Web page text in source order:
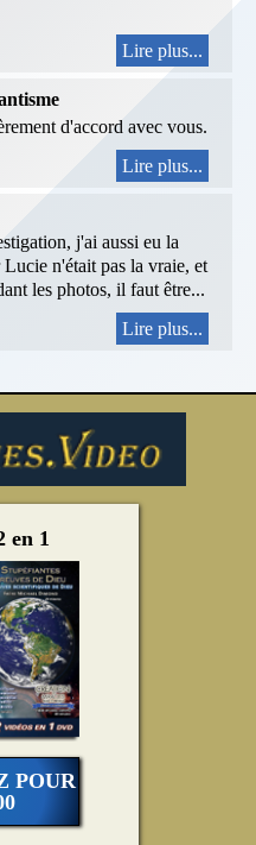
Lire plus...
d'accord avec vous.
Lire plus...
j'ai aussi eu la
n'était pas la vraie, et
les photos, il faut être...
Lire plus...
en 1
POUR